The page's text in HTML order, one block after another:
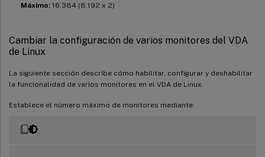
Máximo: 16.384 (8.192 x 2)
Cambiar la configuración de varios monitores del VDA
de Linux
La siguiente sección describe cómo habilitar, configurar y deshabilitar
la funcionalidad de varios monitores en el VDA de Linux.
Establece el número máximo de monitores mediante: